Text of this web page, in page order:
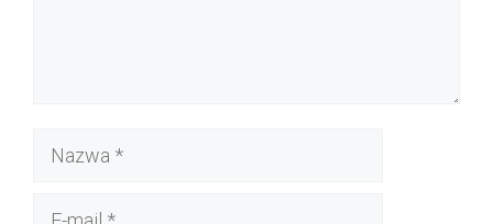
Nazwa